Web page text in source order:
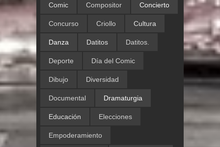
Comic Compositor Concierto
Concurso Criollo Cultura
Danza Datitos Datitos.
Deporte Día del Comic
Dibujo Diversidad
Documental Dramaturgia
Educación Elecciones
Empoderamiento